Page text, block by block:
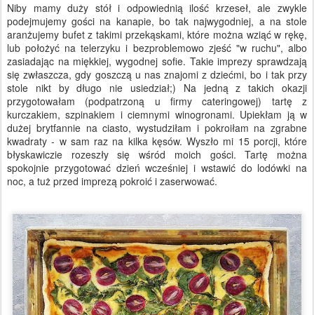
Niby mamy duży stół i odpowiednią ilość krzeseł, ale zwykle
podejmujemy gości na kanapie, bo tak najwygodniej, a na stole
aranżujemy bufet z takimi przekąskami, które można wziąć w rękę,
lub położyć na telerzyku i bezproblemowo zjeść "w ruchu", albo
zasiadając na miękkiej, wygodnej sofie. Takie imprezy sprawdzają
się zwłaszcza, gdy goszczą u nas znajomi z dziećmi, bo i tak przy
stole nikt by długo nie usiedział;) Na jedną z takich okazji
przygotowałam (podpatrzoną u firmy cateringowej) tartę z
kurczakiem, szpinakiem i ciemnymi winogronami. Upiekłam ją w
dużej brytfannie na ciasto, wystudziłam i pokroiłam na zgrabne
kwadraty - w sam raz na kilka kęsów. Wyszło mi 15 porcji, które
błyskawiczie rozeszły się wśród moich gości. Tartę można
spokojnie przygotować dzień wcześniej i wstawić do lodówki na
noc, a tuż przed imprezą pokroić i zaserwować.